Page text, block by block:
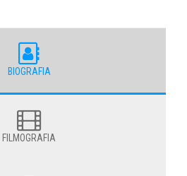
BIOGRAFIA
FILMOGRAFIA